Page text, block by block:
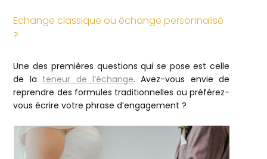
Echange classique ou échange personnalisé
?
Une des premières questions qui se pose est celle
de la teneur de l’échange. Avez-vous envie de
reprendre des formules traditionnelles ou préférez-
vous écrire votre phrase d’engagement ?